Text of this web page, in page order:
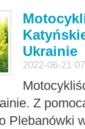
Ukrainie
2022-06-21
Z
Plebanówki